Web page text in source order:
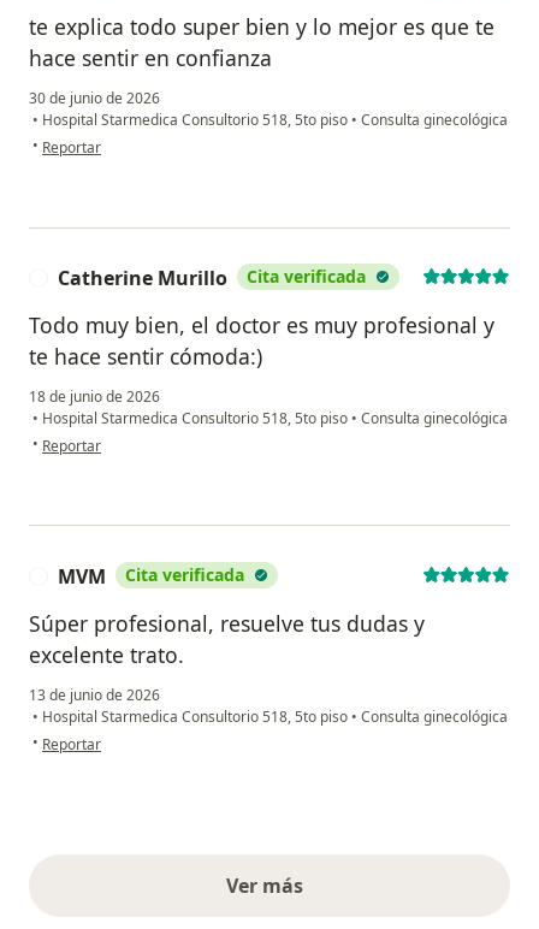
te explica todo super bien y lo mejor es que te
hace sentir en confianza
30 de junio de 2026
• Hospital Starmedica Consultorio 518, 5to piso • Consulta ginecológica
• en opinión del usuario isa
Reportar
Catherine Murillo Cita verificada
Todo muy bien, el doctor es muy profesional y
te hace sentir cómoda:)
18 de junio de 2026
• Hospital Starmedica Consultorio 518, 5to piso • Consulta ginecológica
• en opinión del usuario Catherine Murillo
Reportar
MVM Cita verificada
Súper profesional, resuelve tus dudas y
excelente trato.
13 de junio de 2026
• Hospital Starmedica Consultorio 518, 5to piso • Consulta ginecológica
• en opinión del usuario MVM
Reportar
Ver másopiniones anteriores